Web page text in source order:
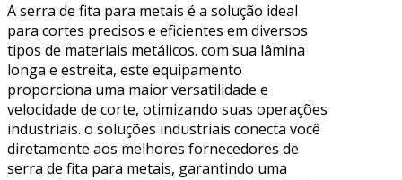
A serra de fita para metais é a solução ideal
para cortes precisos e eficientes em diversos
tipos de materiais metálicos. com sua lâmina
longa e estreita, este equipamento
proporciona uma maior versatilidade e
velocidade de corte, otimizando suas operações
industriais. o soluções industriais conecta você
diretamente aos melhores fornecedores de
serra de fita para metais, garantindo uma